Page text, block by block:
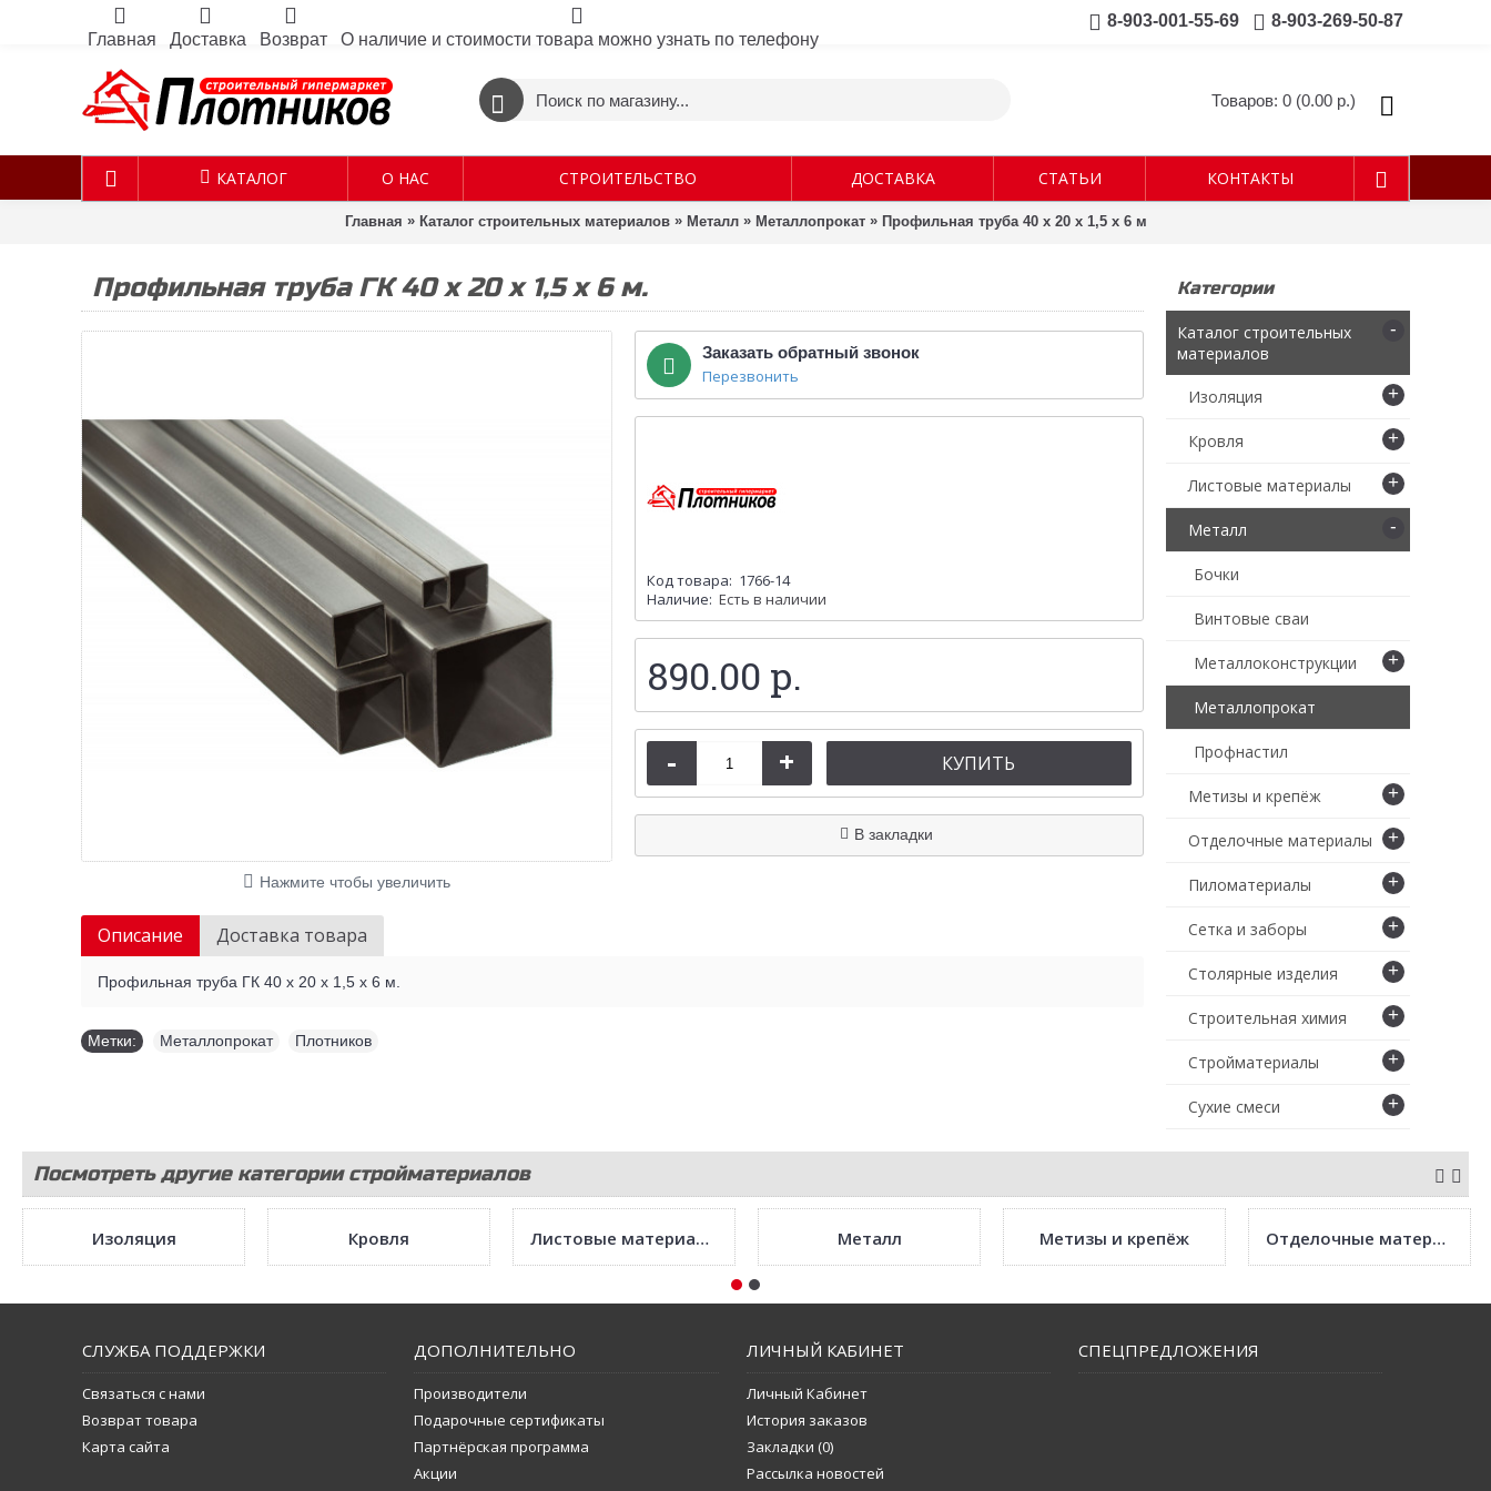
Главная Доставка Возврат О наличие и стоимости товара можно узнать по телефону
8-903-001-55-69 8-903-269-50-87
Товаров: 0 (0.00 р.)
КАТАЛОГ О НАС СТРОИТЕЛЬСТВО ДОСТАВКА СТАТЬИ КОНТАКТЫ
Главная » Каталог строительных материалов » Металл » Металлопрокат » Профильная труба 40 х 20 х 1,5 х 6 м
Категории
Каталог строительных
материалов
-
Изоляция +
Кровля +
Листовые материалы +
Металл -
Бочки
Винтовые сваи
Металлоконструкции +
Металлопрокат
Профнастил
Метизы и крепёж +
Отделочные материалы +
Пиломатериалы +
Сетка и заборы +
Столярные изделия +
Строительная химия +
Стройматериалы +
Сухие смеси +
Профильная труба ГК 40 х 20 х 1,5 х 6 м.
Нажмите чтобы увеличить
Заказать обратный звонок
Перезвонить
Код товара: 1766-14
Наличие: Есть в наличии
890.00 р.
- + КУПИТЬ
В закладки
Описание Доставка товара
Профильная труба ГК 40 х 20 х 1,5 х 6 м.
Метки: Металлопрокат Плотников
Посмотреть другие категории стройматериалов
Изоляция Кровля Листовые материалы Металл Метизы и крепёж Отделочные материалы
СЛУЖБА ПОДДЕРЖКИ
Связаться с нами
Возврат товара
Карта сайта
ДОПОЛНИТЕЛЬНО
Производители
Подарочные сертификаты
Партнёрская программа
Акции
ЛИЧНЫЙ КАБИНЕТ
Личный Кабинет
История заказов
Закладки (0)
Рассылка новостей
СПЕЦПРЕДЛОЖЕНИЯ